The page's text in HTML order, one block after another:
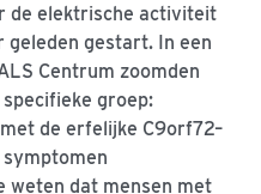
de elektrische activiteit
geleden gestart. In een
Centrum zoomden
specifieke groep:
de erfelijke C9orf72–
weten dat mensen met